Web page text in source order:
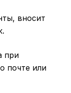
вносит
при
почте или